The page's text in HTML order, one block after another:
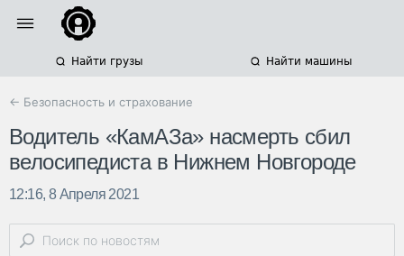
Найти грузы Найти машины
← Безопасность и страхование
Водитель «КамАЗа» насмерть сбил
велосипедиста в Нижнем Новгороде
12:16, 8 Апреля 2021